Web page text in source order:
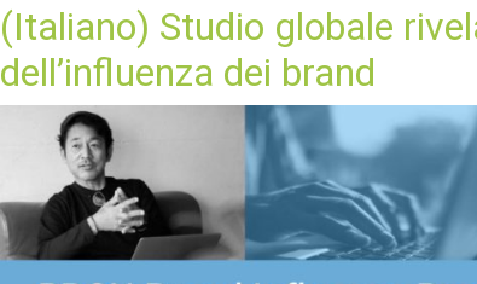
(Italiano) Studio globale
dell’influenza dei brand